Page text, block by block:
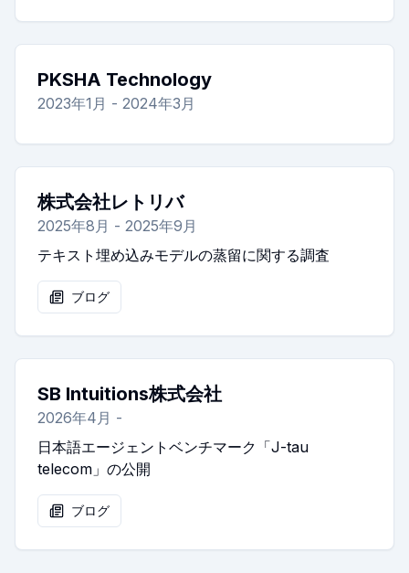
PKSHA Technology
2023年1月 - 2024年3月
株式会社レトリバ
2025年8月 - 2025年9月
テキスト埋め込みモデルの蒸留に関する調査
ブログ
SB Intuitions株式会社
2026年4月 -
日本語エージェントベンチマーク「J-tau
telecom」の公開
ブログ